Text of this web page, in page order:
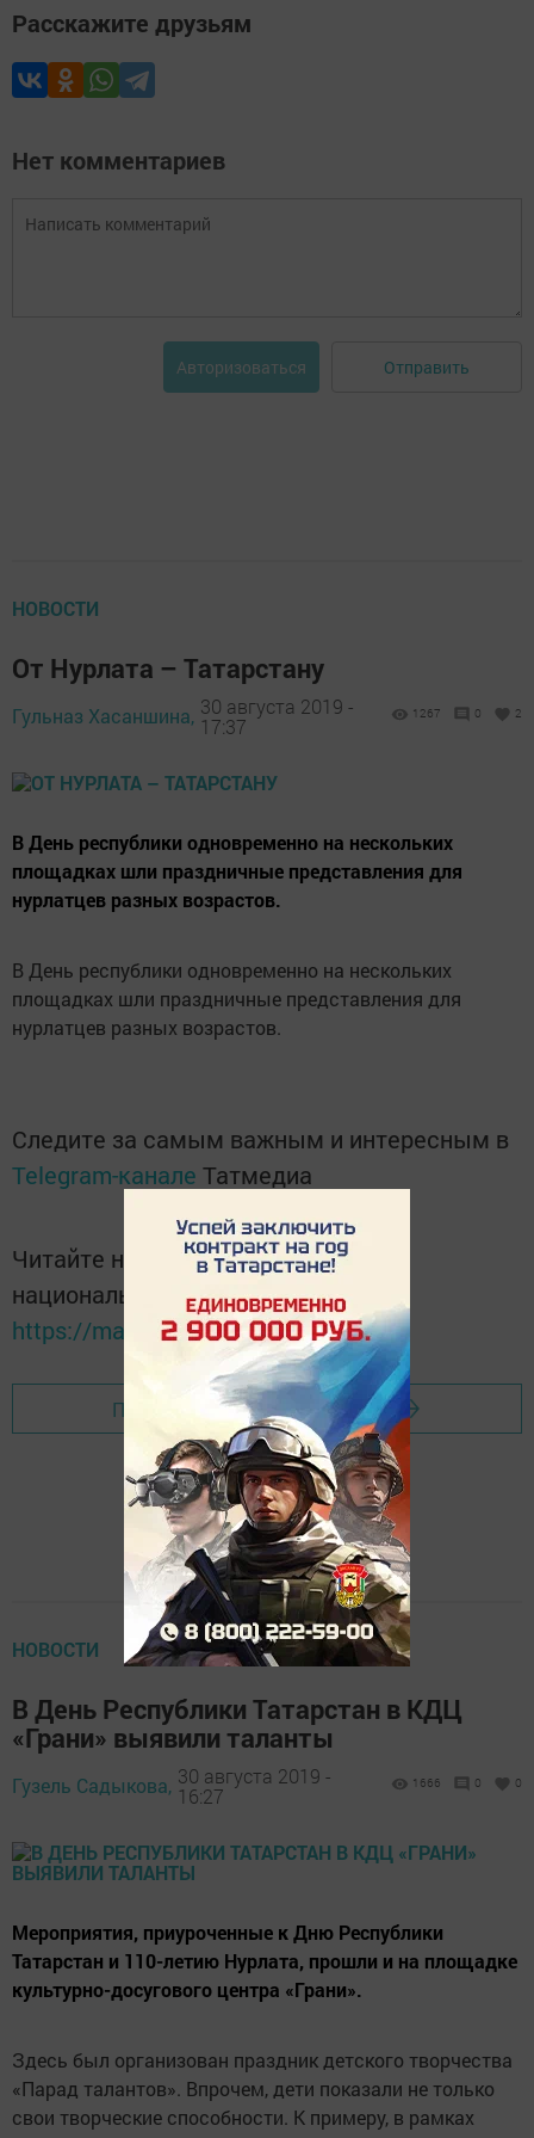
Расскажите друзьям
Нет комментариев
Авторизоваться Отправить
НОВОСТИ
От Нурлата – Татарстану
Гульназ Хасаншина, 30 августа 2019 -
17:37
1267 0 2
В День республики одновременно на нескольких
площадках шли праздничные представления для
нурлатцев разных возрастов.
В День республики одновременно на нескольких
площадках шли праздничные представления для
нурлатцев разных возрастов.
Следите за самым важным и интересным в
Telegram-канале Татмедиа
Читайте новости Татарстана в
национальном мессенджере MАХ:
https://max.ru/tatmedia
Перейти на страницу новости
НОВОСТИ
В День Республики Татарстан в КДЦ
«Грани» выявили таланты
Гузель Садыкова, 30 августа 2019 -
16:27
1666 0 0
Мероприятия, приуроченные к Дню Республики
Татарстан и 110-летию Нурлата, прошли и на площадке
культурно-досугового центра «Грани».
Здесь был организован праздник детского творчества
«Парад талантов». Впрочем, дети показали не только
свои творческие способности. К примеру, в рамках